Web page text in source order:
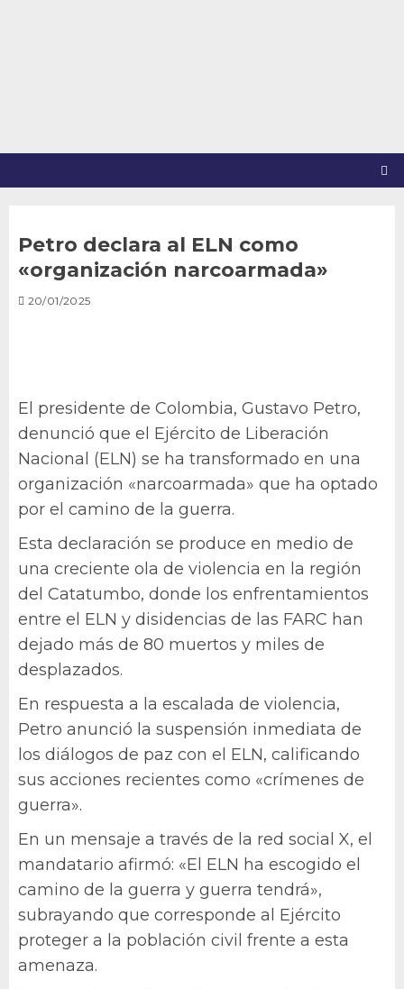
Petro declara al ELN como
«organización narcoarmada»
20/01/2025
El presidente de Colombia, Gustavo Petro,
denunció que el Ejército de Liberación
Nacional (ELN) se ha transformado en una
organización «narcoarmada» que ha optado
por el camino de la guerra.
Esta declaración se produce en medio de
una creciente ola de violencia en la región
del Catatumbo, donde los enfrentamientos
entre el ELN y disidencias de las FARC han
dejado más de 80 muertos y miles de
desplazados.
En respuesta a la escalada de violencia,
Petro anunció la suspensión inmediata de
los diálogos de paz con el ELN, calificando
sus acciones recientes como «crímenes de
guerra».
En un mensaje a través de la red social X, el
mandatario afirmó: «El ELN ha escogido el
camino de la guerra y guerra tendrá»,
subrayando que corresponde al Ejército
proteger a la población civil frente a esta
amenaza.